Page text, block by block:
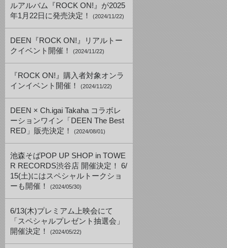
ルアルバム『ROCK ON!』が2025
年1月22日に発売決定！
(2024/11/22)
DEEN『ROCK ON!』リアルトー
クイベント開催！
(2024/11/22)
『ROCK ON!』購入者対象オンラ
インイベント開催！
(2024/11/22)
DEEN × Ch.igai Takaha コラボレ
ーションワイン「DEEN The Best
RED」販売決定！
(2024/08/01)
池森そばPOP UP SHOP in TOWE
R RECORDS渋谷店 開催決定！ 6/
15(土)にはスペシャルトークショ
ーも開催！
(2024/05/30)
6/13(木)プレミアム上映会にて
「スペシャルプレゼント抽選会」
開催決定！
(2024/05/22)